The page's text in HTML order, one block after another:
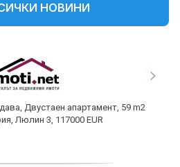
НОВИНИ
Двустаен апартамент, 59 m2
Люлин 3, 117000 EUR